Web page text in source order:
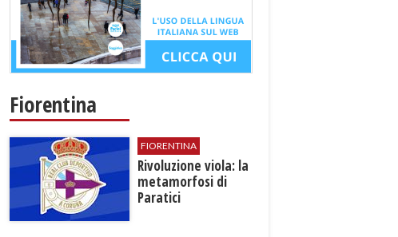
Fiorentina
FIORENTINA
​Rivoluzione viola: la
metamorfosi di
Paratici